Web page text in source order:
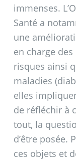
immenses.
Santé a
une
en charge
risques ainsi
maladies
elles
de réfléchir à
tout, la
d’être posée.
ces objets et